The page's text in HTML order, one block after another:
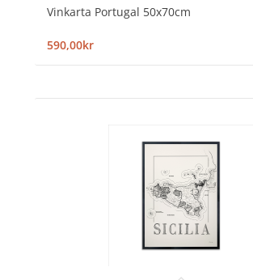
Vinkarta Portugal 50x70cm
590,00kr